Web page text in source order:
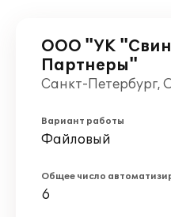
ООО "УК
Партнеры"
Санкт-Петербург,
Вариант работы
Файловый
Общее число
6